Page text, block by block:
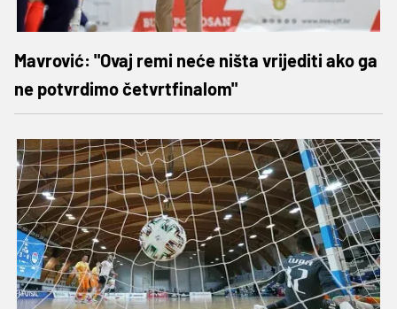
Mavrović: "Ovaj remi neće ništa vrijediti ako ga
ne potvrdimo četvrtfinalom"